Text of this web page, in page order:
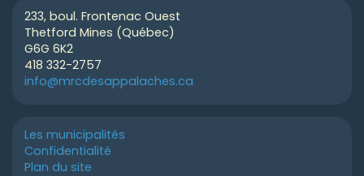
233, boul. Frontenac Ouest
Thetford Mines (Québec)
G6G 6K2
418 332-2757
info@mrcdesappalaches.ca
Les municipalités
Confidentialité
Plan du site